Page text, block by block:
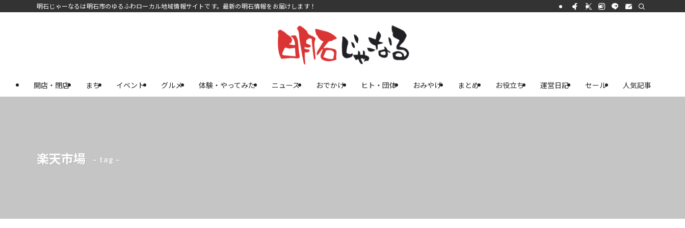
明石じゃーなるは明石市のゆるふわローカル地域情報サイトです。最新の明石情報をお届けします！
開店・閉店 まち イベント グルメ 体験・やってみた ニュース おでかけ ヒト・団体 おみやげ まとめ お役立ち 運営日記 セール 人気記事
楽天市場 – tag –